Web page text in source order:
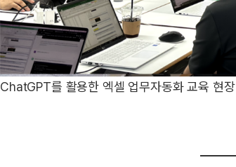
ChatGPT를 활용한 엑셀 업무자동화 교육 현장